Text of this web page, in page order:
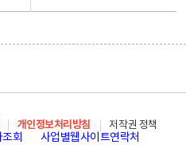
개인정보처리방침
저작권 정책
회 사업별웹사이트연락처